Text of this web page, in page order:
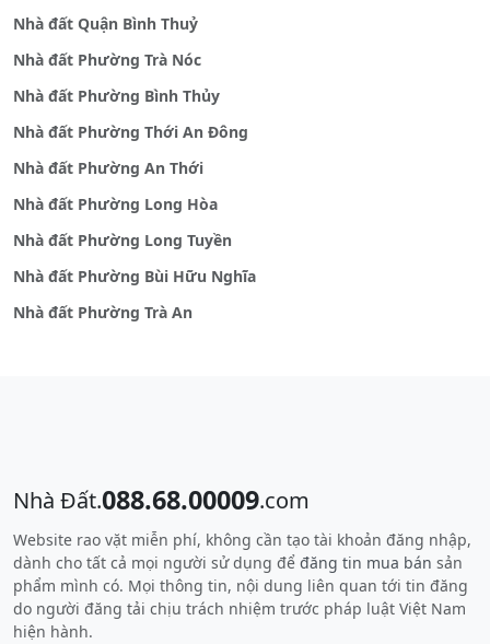
Nhà đất Quận Bình Thuỷ
Nhà đất Phường Trà Nóc
Nhà đất Phường Bình Thủy
Nhà đất Phường Thới An Đông
Nhà đất Phường An Thới
Nhà đất Phường Long Hòa
Nhà đất Phường Long Tuyền
Nhà đất Phường Bùi Hữu Nghĩa
Nhà đất Phường Trà An
Nhà Đất.088.68.00009.com
Website rao vặt miễn phí, không cần tạo tài khoản đăng nhập,
dành cho tất cả mọi người sử dụng để đăng tin mua bán sản
phẩm mình có. Mọi thông tin, nội dung liên quan tới tin đăng
do người đăng tải chịu trách nhiệm trước pháp luật Việt Nam
hiện hành.